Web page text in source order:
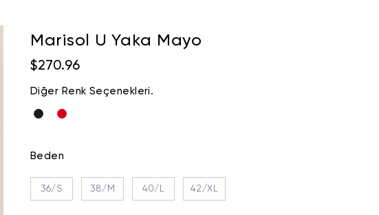
Marisol U Yaka Mayo
$270.96
Diğer Renk Seçenekleri.
Beden
36/S 38/M 40/L 42/XL